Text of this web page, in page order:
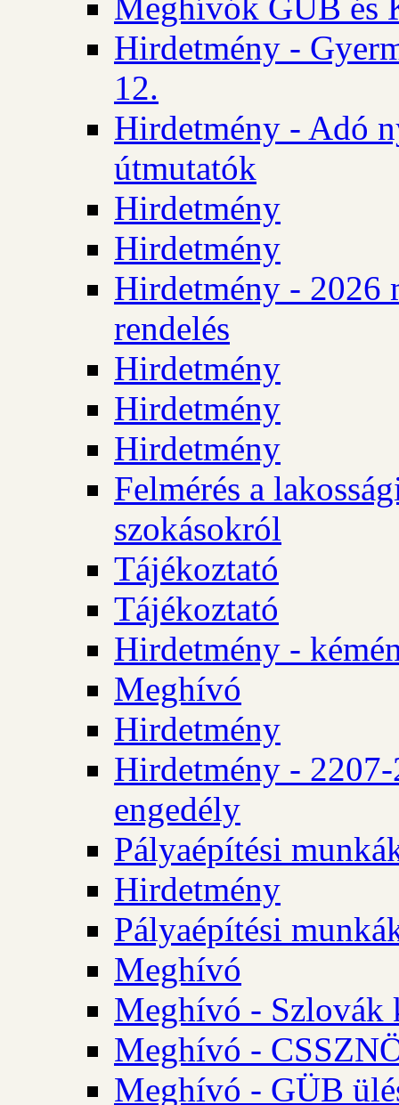
Meghívók GÜB és
Hirdetmény -
12.
Hirdetmény - Adó
útmutatók
Hirdetmény
Hirdetmény
Hirdetmény - 2026
rendelés
Hirdetmény
Hirdetmény
Hirdetmény
Felmérés a
szokásokról
Tájékoztató
Tájékoztató
Hirdetmény -
Meghívó
Hirdetmény
Hirdetmény -
engedély
Pályaépítési
Hirdetmény
Pályaépítési
Meghívó
Meghívó - Szlovák
Meghívó -
Meghívó - GÜB